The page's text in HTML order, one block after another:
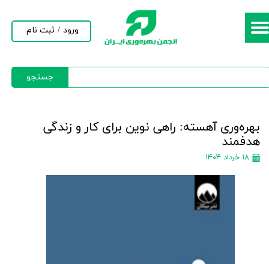
جستجو
ورود / ثبت نام
حساب کاربری من
بهره‌وری آهسته: راهی نوین برای کار و زندگی
هدفمند
۱۸ خرداد ۱۴۰۴